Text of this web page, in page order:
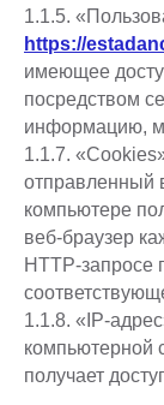
1.1.5.
https://
имеющее
посредством
информацию,
1.1.7.
отправленный
компьютере
веб-браузер
HTTP-запросе
1.1.8. «IP-
компьютерной
получает